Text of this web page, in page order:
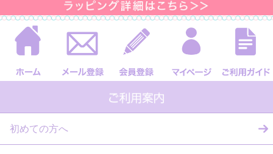
初めての方へ